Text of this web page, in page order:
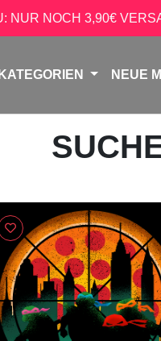
NUR NOCH 3,90€
KATEGORIEN NEUE